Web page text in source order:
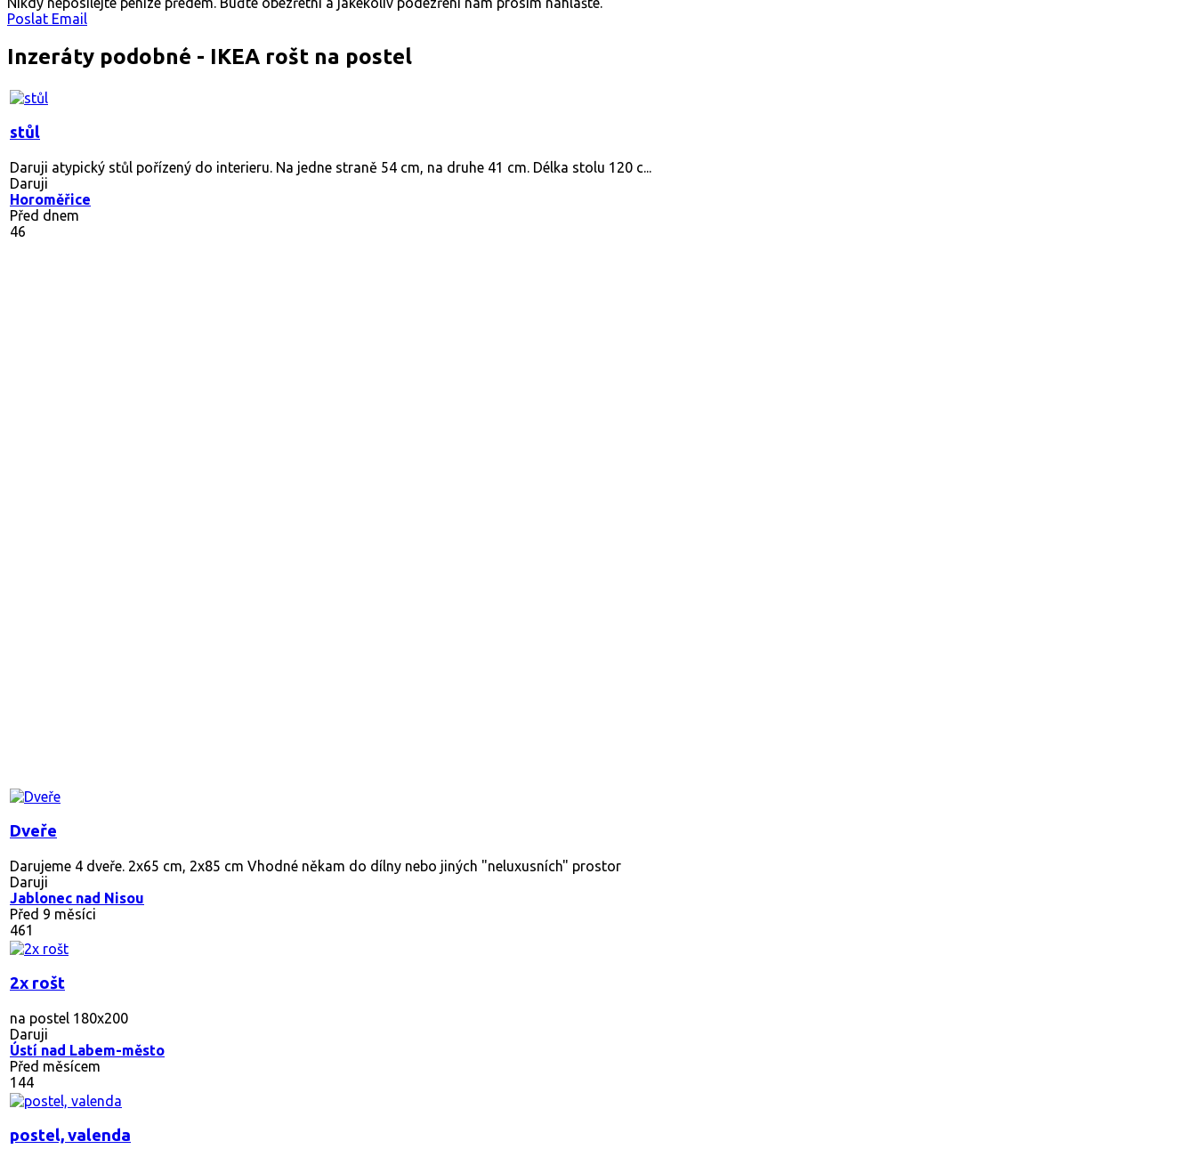
Poslat Email
Inzeráty podobné - IKEA rošt na postel
stůl
Daruji atypický stůl pořízený do interieru. Na jedne straně 54 cm, na druhe 41 cm. Délka stolu 120 c...
Daruji
Horoměřice
Před dnem
46
Dveře
Darujeme 4 dveře. 2x65 cm, 2x85 cm Vhodné někam do dílny nebo jiných "neluxusních" prostor
Daruji
Jablonec nad Nisou
Před 9 měsíci
461
2x rošt
na postel 180x200
Daruji
Ústí nad Labem-město
Před měsícem
144
postel, valenda